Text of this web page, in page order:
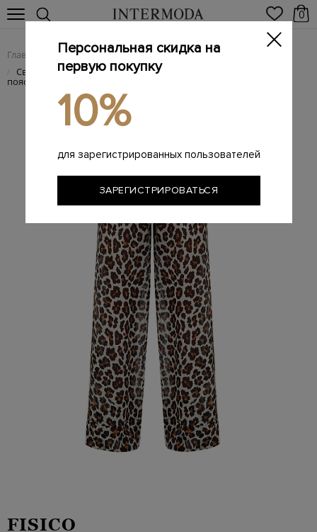
0
Главная Женщинам / Женская одежда / Женские брюки
/ Свободные брюки с анималистичным принтом и эластичным
поясом
FISICO
Персональная скидка на
первую покупку
10%
для зарегистрированных пользователей
ЗАРЕГИСТРИРОВАТЬСЯ